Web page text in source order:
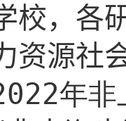
校，各
资源社
022年非